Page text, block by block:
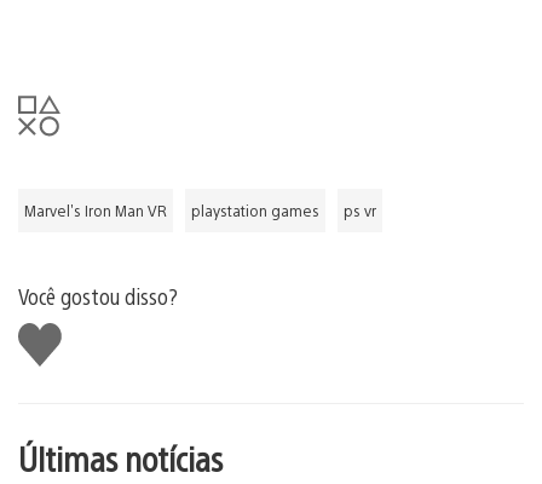
Marvel's Iron Man VR playstation games ps vr
Você gostou disso?
Curtir
Últimas notícias